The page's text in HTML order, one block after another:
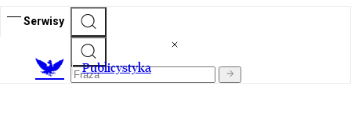
Serwisy
Publicystyka